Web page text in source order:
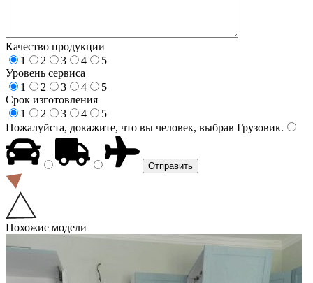
Качество продукции
1
2 3 4
5
Уровень сервиса
1
2 3 4
5
Срок изготовления
1
2 3 4
5
Пожалуйста, докажите, что вы человек, выбрав Грузовик.
Похожие модели